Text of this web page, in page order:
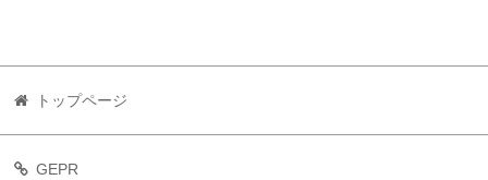
トップページ
GEPR